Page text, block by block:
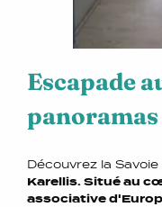
Escapade
Découvrez la Savoie
Karellis. Situé au
associative